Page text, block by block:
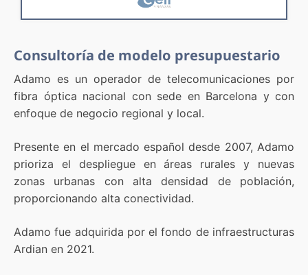
Consultoría de modelo presupuestario
Adamo es un operador de telecomunicaciones por
fibra óptica nacional con sede en Barcelona y con
enfoque de negocio regional y local.
Presente en el mercado español desde 2007, Adamo
prioriza el despliegue en áreas rurales y nuevas
zonas urbanas con alta densidad de población,
proporcionando alta conectividad.
Adamo fue adquirida por el fondo de infraestructuras
Ardian en 2021.